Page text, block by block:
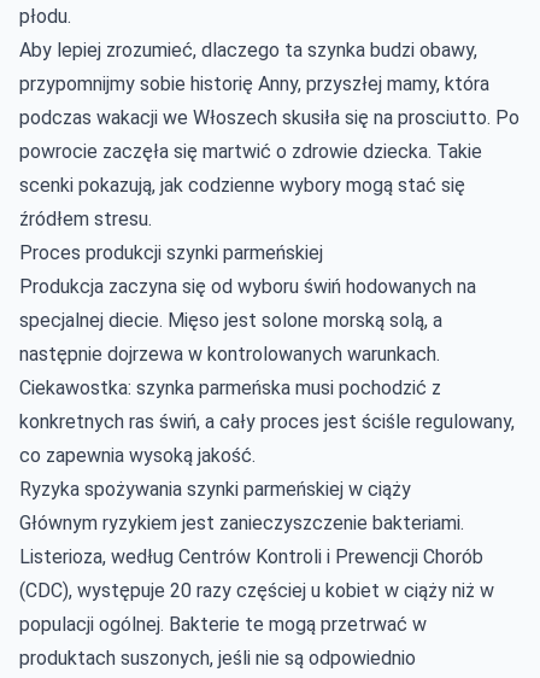
płodu.
Aby lepiej zrozumieć, dlaczego ta szynka budzi obawy,
przypomnijmy sobie historię Anny, przyszłej mamy, która
podczas wakacji we Włoszech skusiła się na prosciutto. Po
powrocie zaczęła się martwić o zdrowie dziecka. Takie
scenki pokazują, jak codzienne wybory mogą stać się
źródłem stresu.
Proces produkcji szynki parmeńskiej
Produkcja zaczyna się od wyboru świń hodowanych na
specjalnej diecie. Mięso jest solone morską solą, a
następnie dojrzewa w kontrolowanych warunkach.
Ciekawostka: szynka parmeńska musi pochodzić z
konkretnych ras świń, a cały proces jest ściśle regulowany,
co zapewnia wysoką jakość.
Ryzyka spożywania szynki parmeńskiej w ciąży
Głównym ryzykiem jest zanieczyszczenie bakteriami.
Listerioza, według Centrów Kontroli i Prewencji Chorób
(CDC), występuje 20 razy częściej u kobiet w ciąży niż w
populacji ogólnej. Bakterie te mogą przetrwać w
produktach suszonych, jeśli nie są odpowiednio